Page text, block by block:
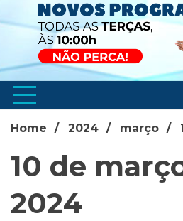
Home 2024 março
10 de
2024